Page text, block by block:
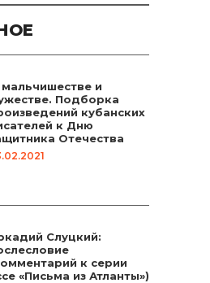
искусства
и
Подборка
кубанских
к Дню
Отечества
Слуцкий:
к серии
«Письма из Атланты»)